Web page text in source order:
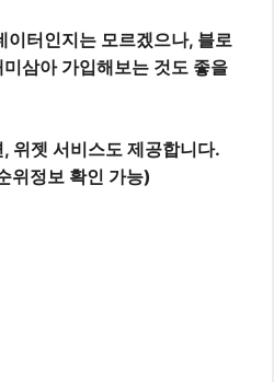
이터인지는 모르겠으나, 블로
삼아 가입해보는 것도 좋을
위젯 서비스도 제공합니다.
위정보 확인 가능)